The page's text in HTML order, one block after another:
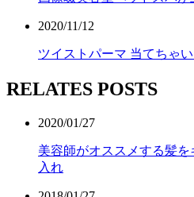
2020/11/12
ツイストパーマ 当てちゃ
RELATES POSTS
2020/01/27
美容師がオススメする髪
入れ